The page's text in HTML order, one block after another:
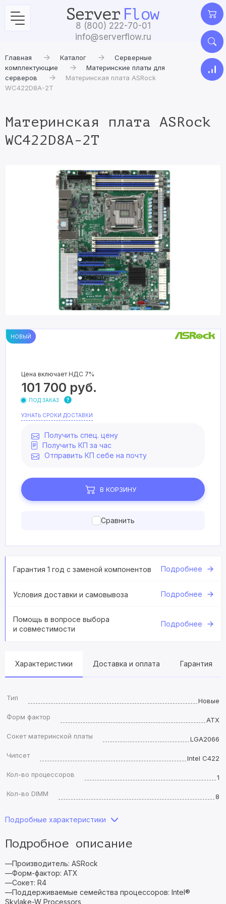
8 (800) 222-70-01
info@serverflow.ru
Главная Каталог
Серверные
комплектующие
Материнские платы для
серверов
Материнская плата ASRock
WC422D8A-2T
Материнская плата ASRock
WC422D8A-2T
НОВЫЙ
Цена включает НДС 7%
101 700 руб.
ПОД ЗАКАЗ
УЗНАТЬ СРОКИ ДОСТАВКИ
Получить спец. цену
Получить КП за час
Отправить КП себе на почту
В КОРЗИНУ
Сравнить
Гарантия 1 год с заменой компонентов Подробнее
Условия доставки и самовывоза Подробнее
Помощь в вопросе выбора
и совместимости
Подробнее
Характеристики Доставка и оплата Гарантия
Тип
Новые
Форм фактор
ATX
Сокет материнской платы
LGA2066
Чипсет
Intel C422
Кол-во процессоров
1
Кол-во DIMM
8
Подробные характеристики
Подробное описание
—Производитель: ASRock
—Форм-фактор: ATX
—Сокет: R4
—Поддерживаемые семейства процессоров: Intel®
Skylake-W Processors